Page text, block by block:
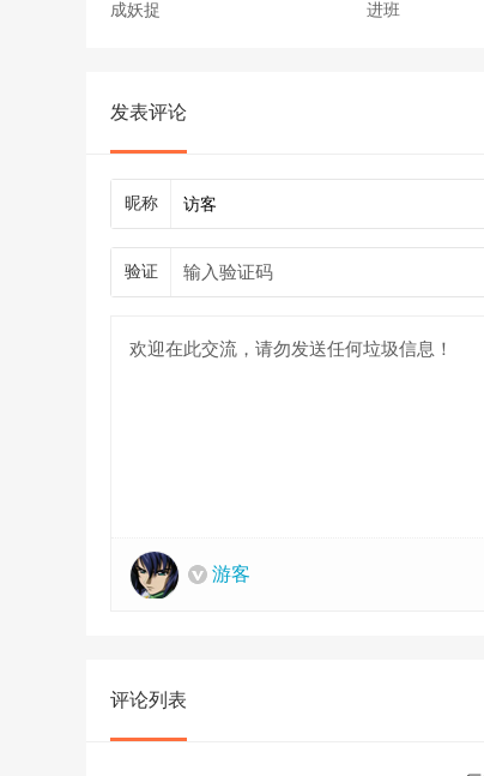
成妖捉
进班
发表评论
昵称
验证
游客
评论列表